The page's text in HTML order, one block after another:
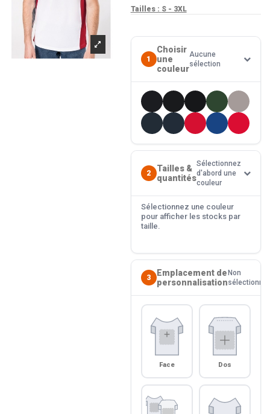
Tailles : S - 3XL
1
Choisir
une
couleur
Aucune
sélection
2
Tailles &
quantités
Sélectionnez
d'abord une
couleur
Sélectionnez une couleur
pour afficher les stocks par
taille.
3
Emplacement de
personnalisation
Non
sélectionné
Face Dos